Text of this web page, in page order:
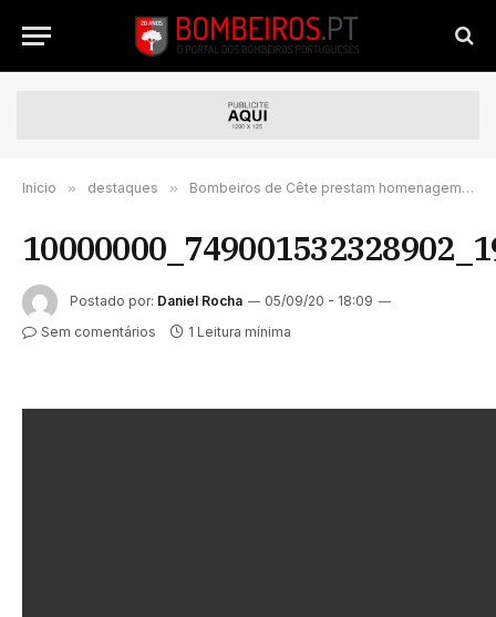
Início » destaques » Bombeiros de Cête prestam homenagem ao Comandante Capitão Noel Ferreira
Postado por: Daniel Rocha
05/09/20 - 18:09
Sem comentários
1 Leitura mínima